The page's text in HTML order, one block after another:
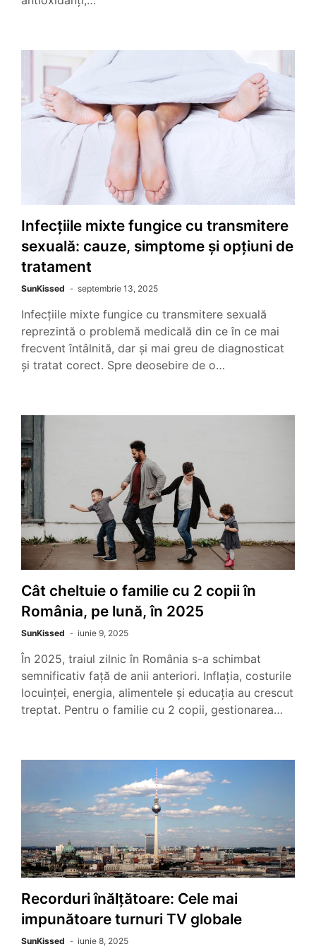
Infecțiile mixte fungice cu transmitere
sexuală: cauze, simptome și opțiuni de
tratament
SunKissed septembrie 13, 2025
Infecțiile mixte fungice cu transmitere sexuală
reprezintă o problemă medicală din ce în ce mai
frecvent întâlnită, dar și mai greu de diagnosticat
și tratat corect. Spre deosebire de o…
Cât cheltuie o familie cu 2 copii în
România, pe lună, în 2025
SunKissed iunie 9, 2025
În 2025, traiul zilnic în România s-a schimbat
semnificativ față de anii anteriori. Inflația, costurile
locuinței, energia, alimentele și educația au crescut
treptat. Pentru o familie cu 2 copii, gestionarea…
Recorduri înălțătoare: Cele mai
impunătoare turnuri TV globale
SunKissed iunie 8, 2025